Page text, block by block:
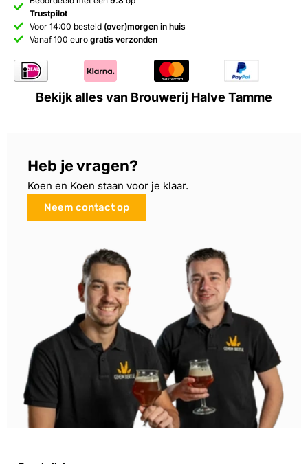
Trustpilot
Voor 14:00 besteld (over)morgen in huis
Vanaf 100 euro gratis verzonden
Bekijk alles van Brouwerij Halve Tamme
Heb je vragen?
Koen en Koen staan voor je klaar.
Neem contact op